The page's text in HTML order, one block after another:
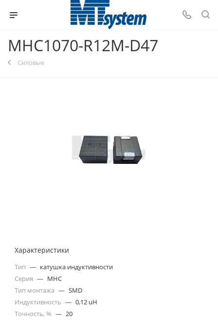
MHC1070-R12M-D47
Силовые
Характеристики
Тип — катушка индуктивности
Серия — MHC
Тип монтажа — SMD
Индуктивность — 0,12 uH
Точность, % — 20